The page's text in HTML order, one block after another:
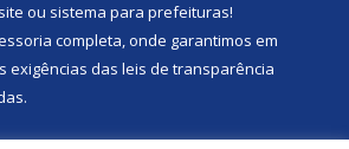
ou sistema para prefeituras!
completa, onde garantimos em
exigências das leis de transparência